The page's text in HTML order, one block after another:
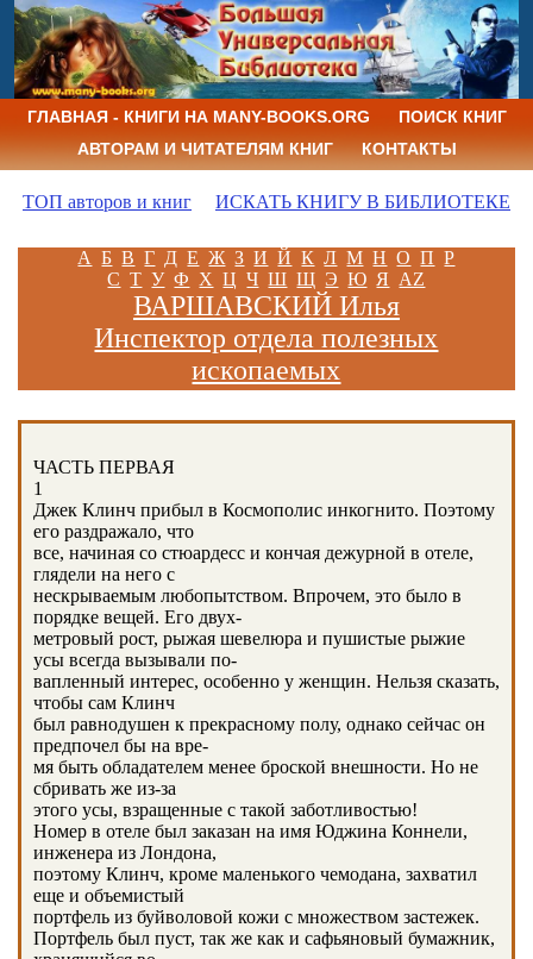
ГЛАВНАЯ - КНИГИ НА MANY-BOOKS.ORG
ПОИСК КНИГ
АВТОРАМ И ЧИТАТЕЛЯМ КНИГ
КОНТАКТЫ
ТОП авторов и книг ИСКАТЬ КНИГУ В БИБЛИОТЕКЕ
А Б В Г Д Е Ж З И Й К Л М Н О П Р
С Т У Ф Х Ц Ч Ш Щ Э Ю Я AZ
ВАРШАВСКИЙ Илья
Инспектор отдела полезных
ископаемых
ЧАСТЬ ПЕРВАЯ
1
Джек Клинч прибыл в Космополис инкогнито. Поэтому
его раздражало, что
все, начиная со стюардесс и кончая дежурной в отеле,
глядели на него с
нескрываемым любопытством. Впрочем, это было в
порядке вещей. Его двух-
метровый рост, рыжая шевелюра и пушистые рыжие
усы всегда вызывали по-
вапленный интерес, особенно у женщин. Нельзя сказать,
чтобы сам Клинч
был равнодушен к прекрасному полу, однако сейчас он
предпочел бы на вре-
мя быть обладателем менее броской внешности. Но не
сбривать же из-за
этого усы, взращенные с такой заботливостью!
Номер в отеле был заказан на имя Юджина Коннели,
инженера из Лондона,
поэтому Клинч, кроме маленького чемодана, захватил
еще и объемистый
портфель из буйволовой кожи с множеством застежек.
Портфель был пуст, так же как и сафьяновый бумажник,